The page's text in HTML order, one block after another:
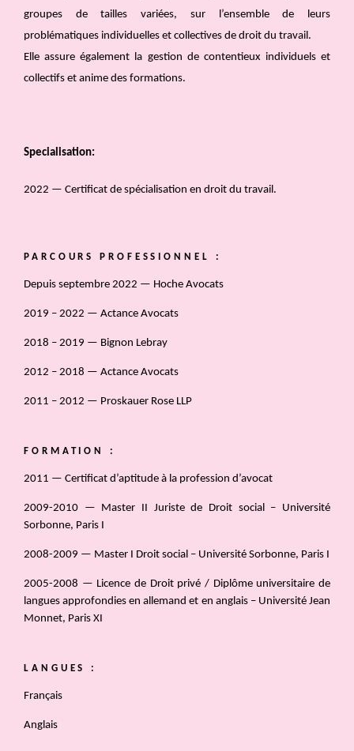
groupes de tailles variées, sur l’ensemble de leurs
problématiques individuelles et collectives de droit du travail.
Elle assure également la gestion de contentieux individuels et
collectifs et anime des formations.
Specialisation:
2022 — Certificat de spécialisation en droit du travail.
PARCOURS PROFESSIONNEL :
Depuis septembre 2022 — Hoche Avocats
2019 – 2022 — Actance Avocats
2018 – 2019 — Bignon Lebray
2012 – 2018 — Actance Avocats
2011 – 2012 — Proskauer Rose LLP
FORMATION :
2011 — Certificat d’aptitude à la profession d’avocat
2009-2010 — Master II Juriste de Droit social – Université
Sorbonne, Paris I
2008-2009 — Master I Droit social – Université Sorbonne, Paris I
2005-2008 — Licence de Droit privé / Diplôme universitaire de
langues approfondies en allemand et en anglais – Université Jean
Monnet, Paris XI
LANGUES :
Français
Anglais